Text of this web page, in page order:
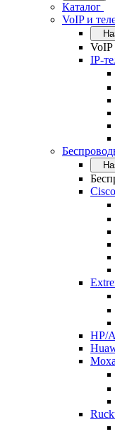
Каталог
VoIP и
VoIP
IP-
Cisco
HP/
Moxa